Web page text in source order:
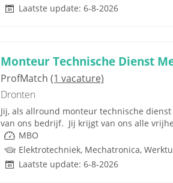
Laatste update: 6-8-2026
Monteur Technische Dienst
ProfMatch (1 vacature)
Dronten
Jij, als allround monteur technische
van ons bedrijf. Jij krijgt van ons alle
MBO
Laatste update: 6-8-2026